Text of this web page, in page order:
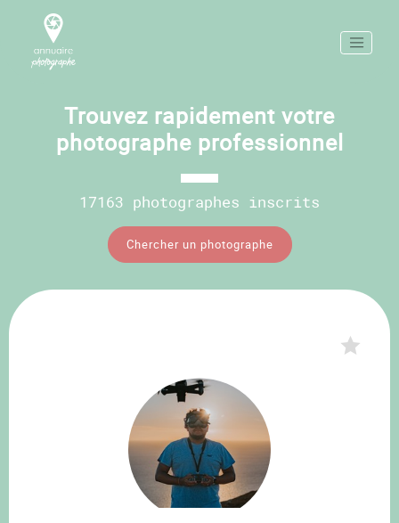
Trouvez rapidement votre
photographe professionnel
17163 photographes inscrits
Chercher un photographe